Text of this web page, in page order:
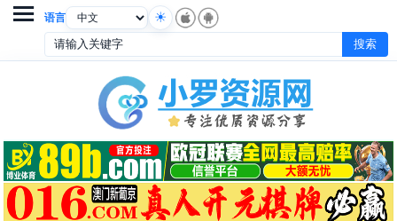
语言
